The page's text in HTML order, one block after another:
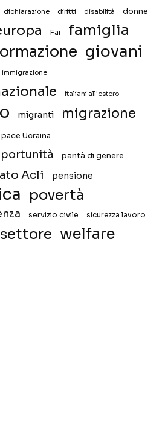
dichiarazione diritti disabilità donne
Fai famiglia
giovani
immigrazione
italiani all'estero
migranti
migrazione
pace Ucraina
parità di genere
Acli pensione
povertà
servizio civile sicurezza lavoro
welfare